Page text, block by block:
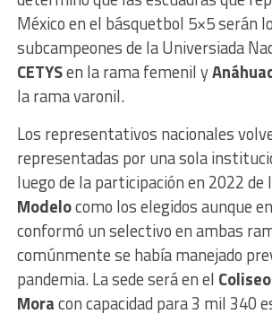
México en el básquetbol 5×5 serán
subcampeones de la Universiada
CETYSen la rama femenil y
la rama varonil.
Los representativos nacionales
representadas por una sola
luego de la participación en 2022 de
Modelocomo los elegidos aunque
conformó un selectivo en ambas
comúnmente se había manejado
pandemia. La sede será en el
Moracon capacidad para 3 mil 340